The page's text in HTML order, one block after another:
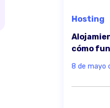
Hosting
cómo
8 de mayo